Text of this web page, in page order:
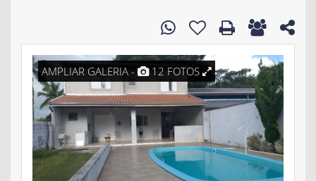
AMPLIAR GALERIA - 12 FOTOS